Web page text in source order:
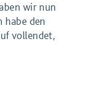
wir nun
habe den
vollendet,